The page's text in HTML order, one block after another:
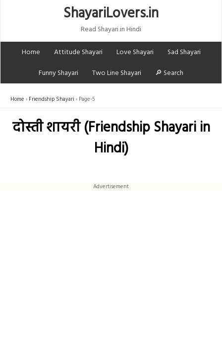
ShayariLovers.in
Read Shayari in Hindi
Home
Attitude Shayari Love Shayari
Sad Shayari
Funny Shayari
Two Line Shayari 🔎 Search
Home Friendship Shayari Page-5
दोस्ती शायरी (Friendship Shayari in
Hindi)
Advertisement